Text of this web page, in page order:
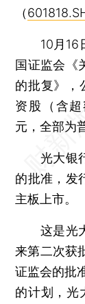
（
10月16日
国证监会《
的批复》，
资股（含
元，全部为
光大银行
的批准，发
主板上市。
这是光大
来第二次获
证监会的批
的计划，光